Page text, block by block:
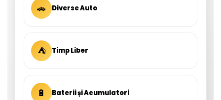
🚗 Diverse Auto
⛺ Timp Liber
🔋 Baterii și Acumulatori